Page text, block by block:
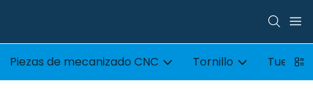
Piezas de mecanizado CNC Tornillo Tuerca